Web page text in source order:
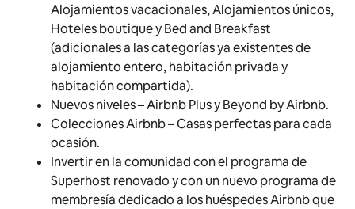
Alojamientos vacacionales, Alojamientos únicos,
Hotelesboutiquey Bed and Breakfast
(adicionales a las categorías ya existentes de
alojamiento entero, habitación privada y
habitación compartida).
Nuevos niveles – Airbnb Plus y Beyond by Airbnb.
Colecciones Airbnb – Casas perfectas para cada
ocasión.
Invertir en la comunidad con el programa de
Superhost renovado y con un nuevo programa de
membresía dedicado a los huéspedes Airbnb que